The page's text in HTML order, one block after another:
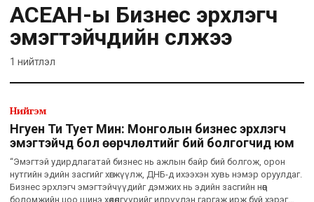
AСEAН-ы Бизнес эрхлэгч
эмэгтэйчүүдийн сүлжээ
1 нийтлэл
Нийгэм
Нгуен Ти Тует Мин: Монголын бизнес эрхлэгч
эмэгтэйчүүд бол өөрчлөлтийг бий болгогчид юм
“Эмэгтэй удирдлагатай бизнес нь ажлын байр бий болгож, орон
нутгийн эдийн засгийг хөгжүүлж, ДНБ-д ихээхэн хувь нэмэр оруулдаг.
Бизнес эрхлэгч эмэгтэйчүүдийг дэмжих нь эдийн засгийн нөөц
боломжийн цоо шинэ хөдөлгүүрийг илрүүлэн гаргаж ирж буй хэрэг